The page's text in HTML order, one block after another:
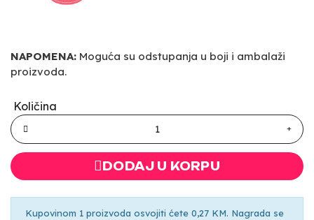
NAPOMENA: Moguća su odstupanja u boji i ambalaži
proizvoda.
Količina
DODAJ U KORPU
Kupovinom 1 proizvoda osvojiti ćete 0,27 KM. Nagrada se